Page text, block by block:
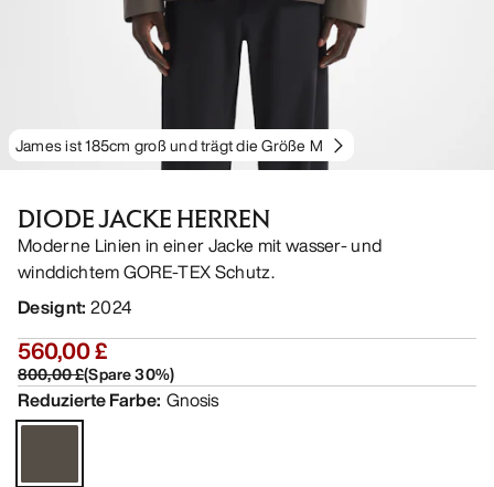
James ist 185cm groß und trägt die Größe M
DIODE JACKE HERREN
Moderne Linien in einer Jacke mit wasser- und
winddichtem GORE-TEX Schutz.
Designt: 2024
560,00 £
800,00 £(Spare30%)
Reduzierte Farbe: Gnosis